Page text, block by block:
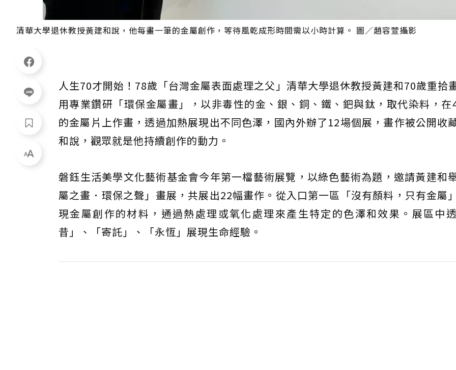
清華大學退休教授黃建和說，他每畫一筆的金屬創作，等待風乾成形時間需以小時計算。 圖／趙容萱攝影
人生70才開始！78歲「台灣金屬表面處理之父」清華大學退休教授黃建和70歲重拾
用專業鑽研「環保金屬畫」，以非毒性的金、銀、銅、鐵、鈀與鈦，取代染料，在
的金屬片上作畫，透過加熱展現出不同色澤，國內外辦了12場個展，畫作被公開收
和說，觀眾就是他持續創作的動力。
磐鈺生活美學文化藝術基金會今年第一檔藝術展覽，以綠色藝術為題，邀請黃建和
屬之畫．環保之聲」畫展，共展出22幅畫作。從入口第一區「沒有顏料，只有金屬
現金屬創作的材料，通過熱處理或氧化處理來產生特定的色澤和效果。展區中
昔」、「寄託」、「永恆」展現生命經驗。